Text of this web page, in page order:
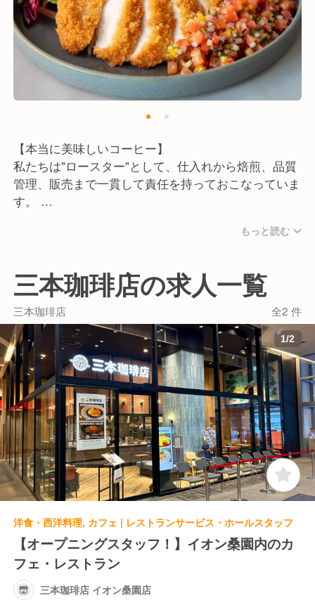
嘘をつかない。
現状に満足せず、品質に妥協しない。
商機は逃さず、答えを待たせない。
できない理由は考えず、絶対にあきらめない。
こうしたスピリッツを持っている方と、ぜひ一緒に働
【本当に美味しいコーヒー】
私たちは"ロースター"として、仕入れから焙煎、品質
管理、販売まで一貫して責任を持っておこなっていま
す。
一人ひとりのニーズに合わせて理想の味や香りのカス
これからも「コーヒーを、どこまでも」追求し、本当
に美味しいコーヒーを探求し続けます。
【運営元について】
私たち「三本珈琲株式会社」はコーヒーに関わるさま
ざま事業を展開する老舗企業です。
抜群の経営基盤のもとで長く勤めていけるだけではな
く、賞与含め福利厚生も充実しています！
また、当ブランドだけではなくカフェをはじめ、さま
ざまな業態の飲食店を運営しており、新店の計画もあ
ります！
ご自身の希望や新しいことへの挑戦意欲があれば、異
なる業態への異動や新店舗の立ち上げにも参加できる
環境です！
もっと読む
三本珈琲店の求人一覧
三本珈琲店 全2 件
1/2
洋食・西洋料理, カフェ | レストランサービス・ホールスタッフ
【オープニングスタッフ！】イオン桑園内のカ
フェ・レストラン
三本珈琲店 イオン桑園店